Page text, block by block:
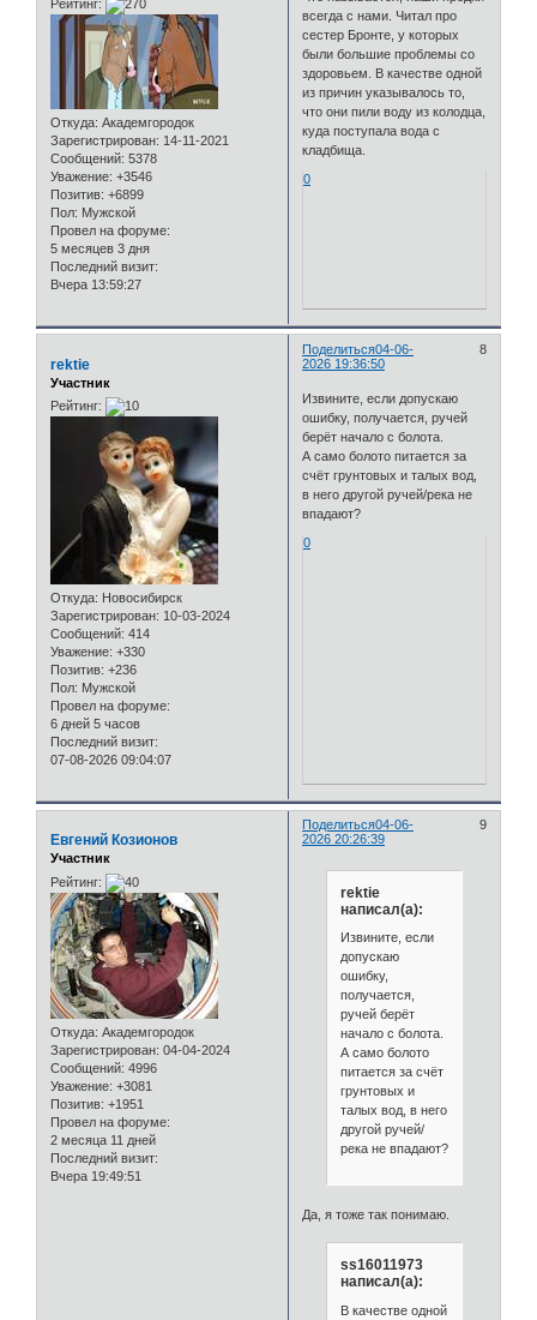
Рейтинг:
Откуда: Академгородок
Зарегистрирован: 14-11-2021
Сообщений: 5378
Уважение: +3546
Позитив: +6899
Пол: Мужской
Провел на форуме:
5 месяцев 3 дня
Последний визит:
Вчера 13:59:27
всегда с нами. Читал про
сестер Бронте, у которых
были большие проблемы со
здоровьем. В качестве одной
из причин указывалось то,
что они пили воду из колодца,
куда поступала вода с
кладбища.
0
Поделиться 8
04-06-
2026 19:36:50
rektie
Участник
Рейтинг:
Откуда: Новосибирск
Зарегистрирован: 10-03-2024
Сообщений: 414
Уважение: +330
Позитив: +236
Пол: Мужской
Провел на форуме:
6 дней 5 часов
Последний визит:
07-08-2026 09:04:07
Извините, если допускаю
ошибку, получается, ручей
берёт начало с болота.
А само болото питается за
счёт грунтовых и талых вод,
в него другой ручей/река не
впадают?
0
Поделиться 9
04-06-
2026 20:26:39
Евгений Козионов
Участник
Рейтинг:
Откуда: Академгородок
Зарегистрирован: 04-04-2024
Сообщений: 4996
Уважение: +3081
Позитив: +1951
Провел на форуме:
2 месяца 11 дней
Последний визит:
Вчера 19:49:51
rektie
написал(а):
Извините, если
допускаю
ошибку,
получается,
ручей берёт
начало с болота.
А само болото
питается за счёт
грунтовых и
талых вод, в него
другой ручей/
река не впадают?
Да, я тоже так понимаю.
ss16011973
написал(а):
В качестве одной